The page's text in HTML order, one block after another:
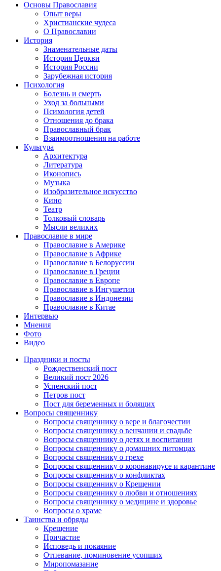
Основы Православия
Опыт веры
Христианские чудеса
О Православии
История
Знаменательные даты
История Церкви
История России
Зарубежная история
Психология
Болезнь и смерть
Уход за больными
Психология детей
Отношения до брака
Православный брак
Взаимоотношения на работе
Культура
Архитектура
Литература
Иконопись
Музыка
Изобразительное искусство
Кино
Театр
Толковый словарь
Мысли великих
Православие в мире
Православие в Америке
Православие в Африке
Православие в Белоруссии
Православие в Греции
Православие в Европе
Православие в Ингушетии
Православие в Индонезии
Православие в Китае
Интервью
Мнения
Фото
Видео
Праздники и посты
Рождественский пост
Великий пост 2026
Успенский пост
Петров пост
Пост для беременных и болящих
Вопросы священнику
Вопросы священнику о вере и благочестии
Вопросы священнику о венчании и свадьбе
Вопросы священнику о детях и воспитании
Вопросы священнику о домашних питомцах
Вопросы священнику о грехе
Вопросы священнику о коронавирусе и карантине
Вопросы священнику о конфликтах
Вопросы священнику о Крещении
Вопросы священнику о любви и отношениях
Вопросы священнику о медицине и здоровье
Вопросы о храме
Таинства и обряды
Крещение
Причастие
Исповедь и покаяние
Отпевание, поминовение усопших
Миропомазание